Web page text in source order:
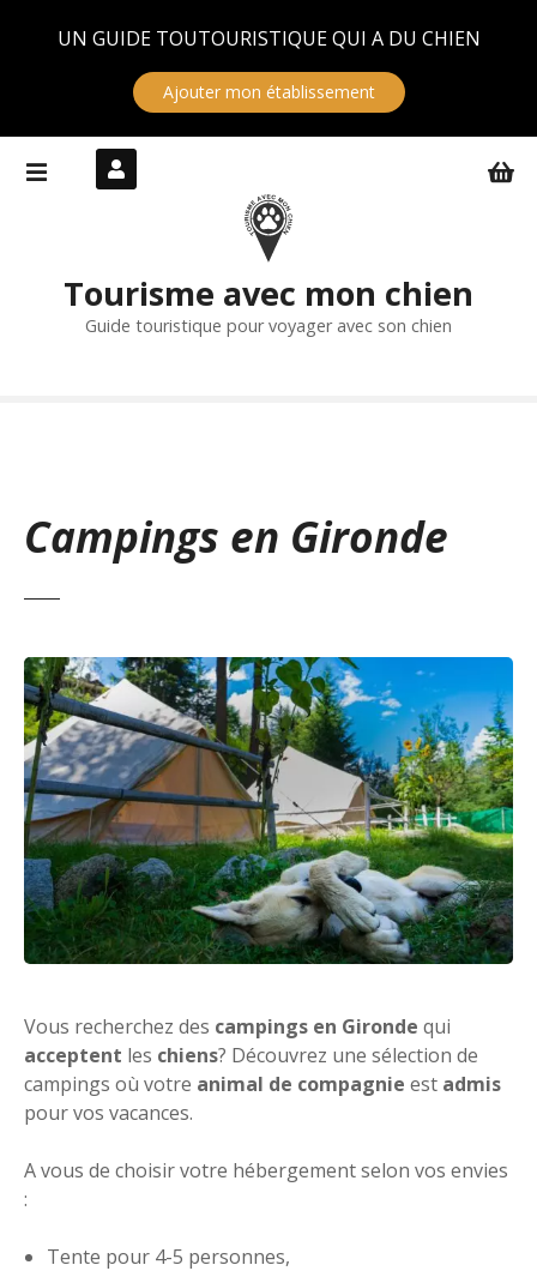
UN GUIDE TOUTOURISTIQUE QUI A DU CHIEN
Ajouter mon établissement
Tourisme avec mon chien
Guide touristique pour voyager avec son chien
Campings en Gironde
Vous recherchez des campings en Gironde qui
acceptent les chiens? Découvrez une sélection de
campings où votre animal de compagnie est admis
pour vos vacances.
A vous de choisir votre hébergement selon vos envies
:
Tente pour 4-5 personnes,